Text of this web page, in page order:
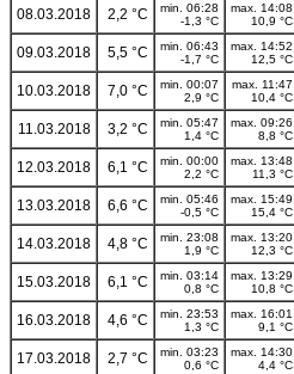
08.03.2018 2,2 °C
min. 06:28
-1,3 °C
max. 14:08
10,9 °C
09.03.2018 5,5 °C
min. 06:43
-1,7 °C
max. 14:52
12,5 °C
10.03.2018 7,0 °C
min. 00:07
2,9 °C
max. 11:47
10,4 °C
11.03.2018 3,2 °C
min. 05:47
1,4 °C
max. 09:26
8,8 °C
12.03.2018 6,1 °C
min. 00:00
2,2 °C
max. 13:48
11,3 °C
13.03.2018 6,6 °C
min. 05:46
-0,5 °C
max. 15:49
15,4 °C
14.03.2018 4,8 °C
min. 23:08
1,9 °C
max. 13:20
12,3 °C
15.03.2018 6,1 °C
min. 03:14
0,8 °C
max. 13:29
10,8 °C
16.03.2018 4,6 °C
min. 23:53
1,3 °C
max. 16:01
9,1 °C
17.03.2018 2,7 °C
min. 03:23
0,6 °C
max. 14:30
4,4 °C